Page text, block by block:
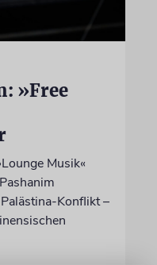
»Free
Musik«
Konflikt –